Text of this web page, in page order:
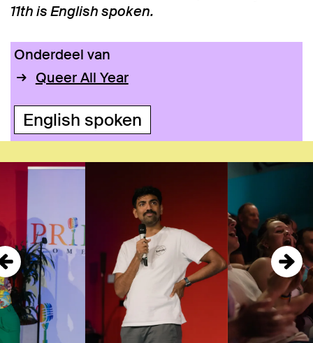
11th is English spoken.
Onderdeel van
Queer All Year
English spoken
Overslaan